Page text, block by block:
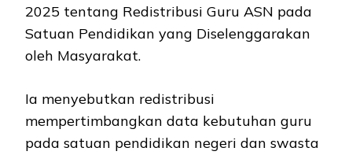
2025 tentang Redistribusi Guru ASN pada
Satuan Pendidikan yang Diselenggarakan
oleh Masyarakat.
Ia menyebutkan redistribusi
mempertimbangkan data kebutuhan guru
pada satuan pendidikan negeri dan swasta